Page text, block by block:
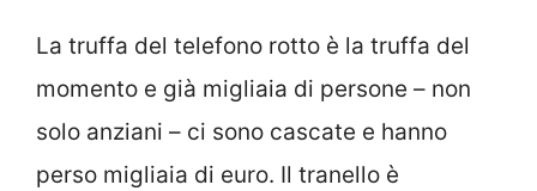
La truffa del telefono rotto è la truffa del
momento e già migliaia di persone – non
solo anziani – ci sono cascate e hanno
perso migliaia di euro. Il tranello è